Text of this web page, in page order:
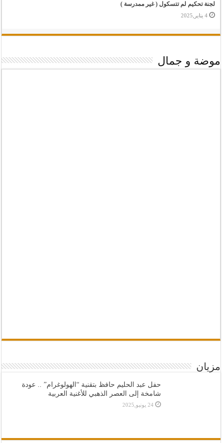
لجنة تحكيم لم تتسكول ( غير ممدرسة )
4 يناير,2025
موضة و جمال
مزيان
حفل عبد الحليم حافظ بتقنية “الهولوغرام” .. عودة
شامخة إلى العصر الذهبي للأغنية العربية
24 يونيو,2025